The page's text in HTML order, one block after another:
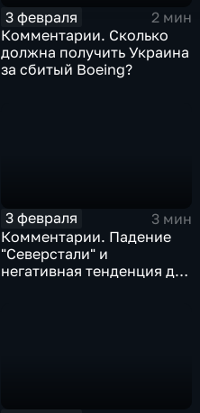
3 февраля
2 мин
Комментарии. Сколько
должна получить Украина
за сбитый Boeing?
3 февраля
3 мин
Комментарии. Падение
"Северстали" и
негативная тенденция для